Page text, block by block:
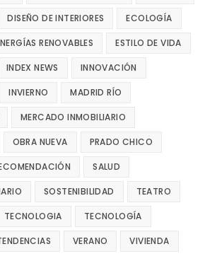
DISEÑO DE INTERIORES ECOLOGÍA
RENOVABLES ESTILO DE VIDA
INDEX NEWS INNOVACIÓN
INVIERNO MADRID RÍO
MERCADO INMOBILIARIO
OBRA NUEVA PRADO CHICO
SALUD
SOSTENIBILIDAD TEATRO
TECNOLOGIA TECNOLOGÍA
VERANO VIVIENDA